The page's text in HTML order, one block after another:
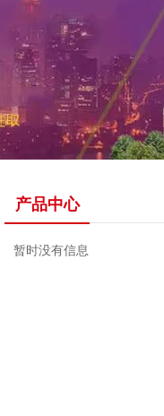
产品中心
暂时没有信息